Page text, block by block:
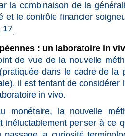
la combinaison de la
et le contrôle financier
17.
: un laboratoire in
de vue de la nouvelle
(pratiquée dans le cadre de
il est tentant de considérer
in vivo.
monétaire, la nouvelle
inéluctablement penser à ce